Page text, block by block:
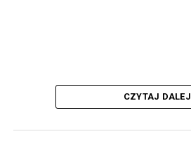
CZYTAJ DALEJ